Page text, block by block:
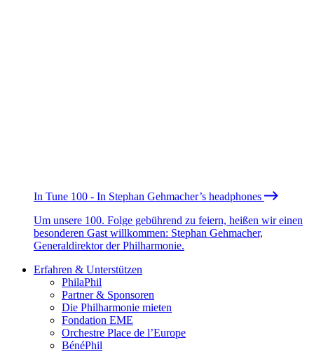
In Tune 100 - In Stephan Gehmacher’s headphones
Um unsere 100. Folge gebührend zu feiern, heißen wir einen
besonderen Gast willkommen: Stephan Gehmacher,
Generaldirektor der Philharmonie.
Erfahren & Unterstützen
PhilaPhil
Partner & Sponsoren
Die Philharmonie mieten
Fondation EME
Orchestre Place de l’Europe
BénéPhil